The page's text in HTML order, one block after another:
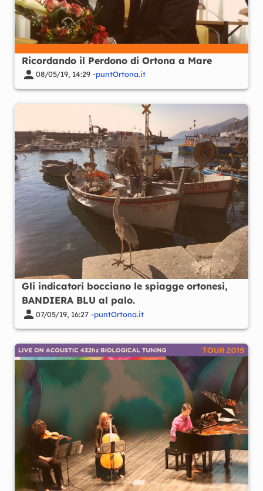
Ricordando il Perdono di Ortona a Mare
08/05/19, 14:29 -puntOrtona.it
Gli indicatori bocciano le spiagge ortonesi,
BANDIERA BLU al palo.
07/05/19, 16:27 -puntOrtona.it